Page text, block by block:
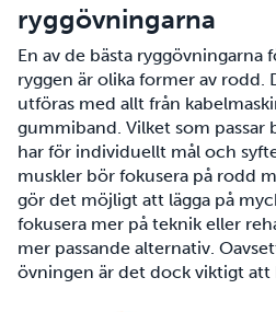
ryggövningarna
En av de bästa ryggövningarna
ryggen är olika former av rodd.
utföras med allt från
gummiband. Vilket som passar
har för individuellt mål och
muskler bör fokusera på rodd
gör det möjligt att lägga på
fokusera mer på teknik eller
mer passande alternativ.
övningen är det dock viktigt att